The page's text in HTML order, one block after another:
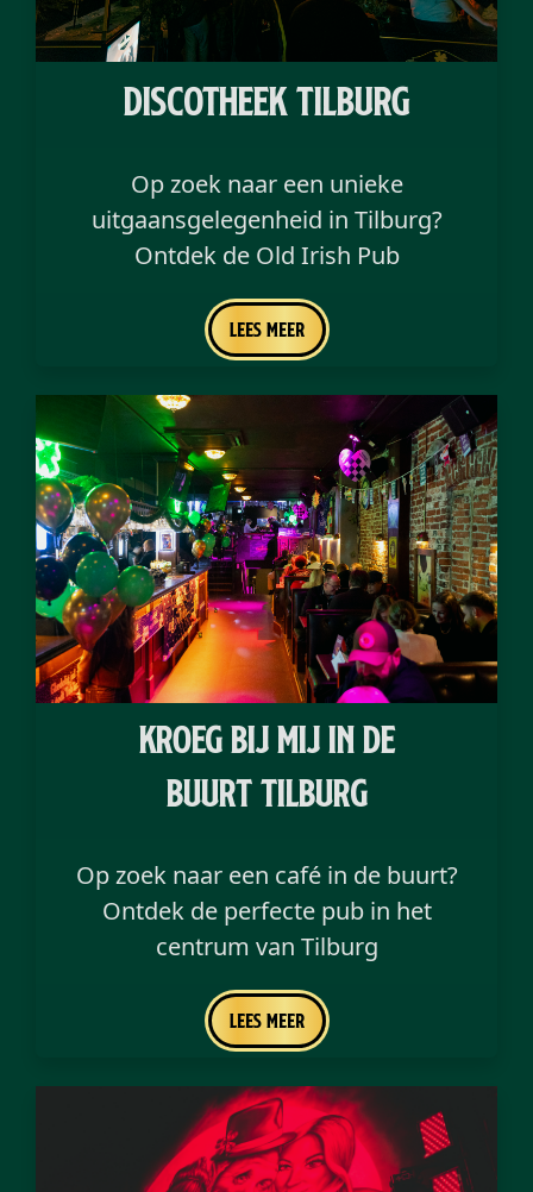
discotheek Tilburg
Op zoek naar een unieke
uitgaansgelegenheid in Tilburg?
Ontdek de Old Irish Pub
Lees meer
kroeg bij mij in de
buurt Tilburg
Op zoek naar een café in de buurt?
Ontdek de perfecte pub in het
centrum van Tilburg
Lees meer